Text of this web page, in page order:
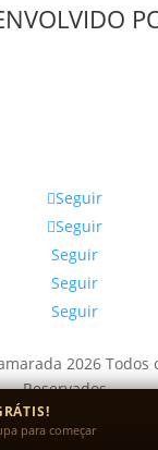
Seguir
Seguir
Seguir
Seguir
Seguir
2026 Todos
Reservados.
49.405.292/0001-31
Vila Carrão, ZL -
para começar